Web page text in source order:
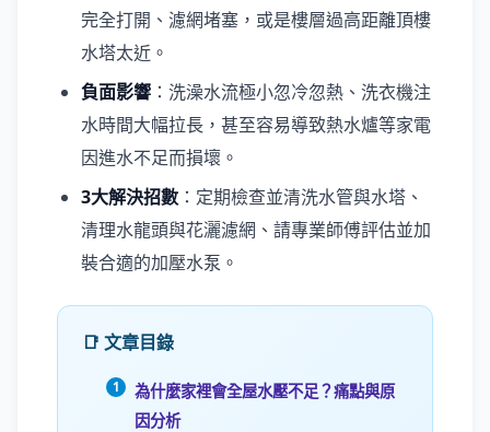
完全打開、濾網堵塞，或是樓層過高距離頂樓
水塔太近。
負面影響 ：洗澡水流極小忽冷忽熱、洗衣機注
水時間大幅拉長，甚至容易導致熱水爐等家電
因進水不足而損壞。
3大解決招數 ：定期檢查並清洗水管與水塔、
清理水龍頭與花灑濾網、請專業師傅評估並加
裝合適的加壓水泵。
📑 文章目錄
為什麼家裡會全屋水壓不足？痛點與原
因分析